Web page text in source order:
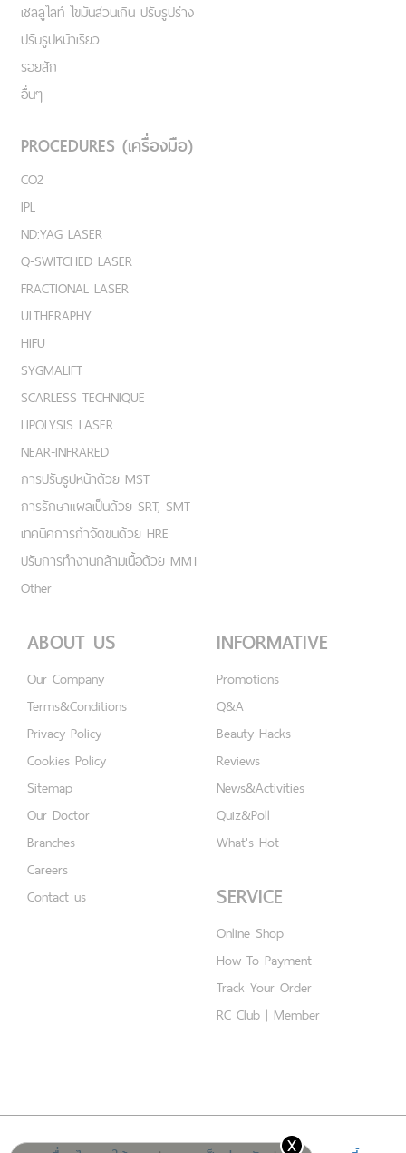
x
เชลลูไลท์ ไขมันส่วนเกิน ปรับรูปร่าง
ปรับรูปหน้าเรียว
รอยสัก
อื่นๆ
PROCEDURES (เครื่องมือ)
CO2
IPL
ND:YAG LASER
Q-SWITCHED LASER
FRACTIONAL LASER
ULTHERAPHY
HIFU
SYGMALIFT
SCARLESS TECHNIQUE
LIPOLYSIS LASER
NEAR-INFRARED
การปรับรูปหน้าด้วย MST
การรักษาแผลเป็นด้วย SRT, SMT
เทคนิคการกำจัดขนด้วย HRE
ปรับการทำงานกล้ามเนื้อด้วย MMT
Other
ABOUT US
Our Company
Terms&Conditions
Privacy Policy
Cookies Policy
Sitemap
Our Doctor
Branches
Careers
Contact us
INFORMATIVE
Promotions
Q&A
Beauty Hacks
Reviews
News&Activities
Quiz&Poll
What's Hot
SERVICE
Online Shop
How To Payment
Track Your Order
RC Club | Member